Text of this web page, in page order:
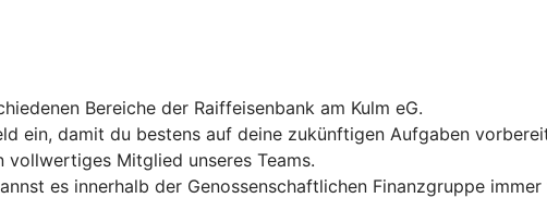
Bereiche der Raiffeisenbank am Kulm eG.
ein, damit du bestens auf deine zukünftigen Aufgaben
Mitglied unseres Teams.
es innerhalb der Genossenschaftlichen Finanzgruppe